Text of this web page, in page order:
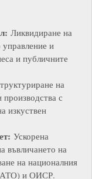
Ликвидиране на
и
и публичните
на
с
изкуствен
Ускорена
въвличането на
на националния
и ОИСР.